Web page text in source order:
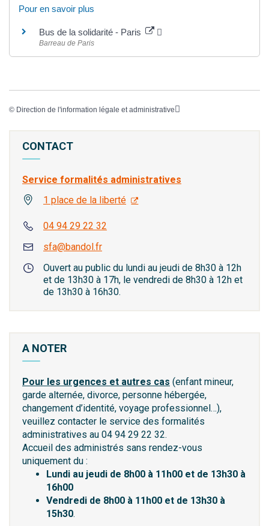
Pour en savoir plus
Bus de la solidarité - Paris
Barreau de Paris
© Direction de l'information légale et administrative
CONTACT
Service formalités administratives
1 place de la liberté
04 94 29 22 32
sfa@bandol.fr
Ouvert au public du lundi au jeudi de 8h30 à 12h
et de 13h30 à 17h, le vendredi de 8h30 à 12h et
de 13h30 à 16h30.
A NOTER
Pour les urgences et autres cas (enfant mineur,
garde alternée, divorce, personne hébergée,
changement d’identité, voyage professionnel…),
veuillez contacter le service des formalités
administratives au 04 94 29 22 32.
Accueil des administrés sans rendez-vous
uniquement du :
Lundi au jeudi de 8h00 à 11h00 et de 13h30 à
16h00
Vendredi de 8h00 à 11h00 et de 13h30 à
15h30.